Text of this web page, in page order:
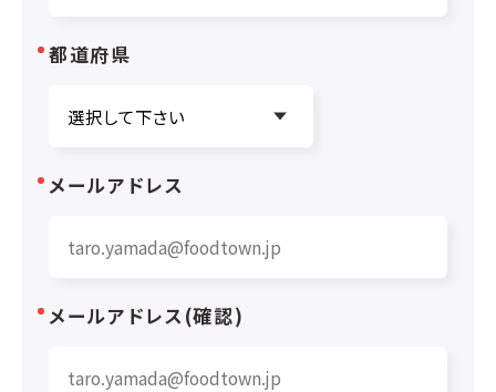
都道府県
メールアドレス
メールアドレス(確認)